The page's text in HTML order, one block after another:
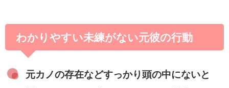
わかりやすい未練がない元彼の行動
元カノの存在などすっかり頭の中にないと